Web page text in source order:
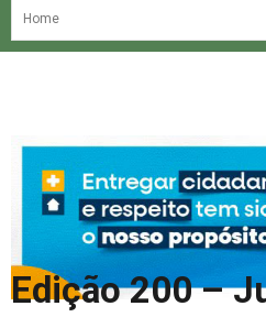
NOSSA HISTÓRIA
EDIÇÕES ANTERIORES
COLUNA DO MEIO
FALE CONOSCO
Edição 200 –